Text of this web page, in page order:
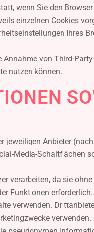
wenn Sie den
einzelnen Cookies
Ihres
von Third-
nutzen können.
jeweiligen Anbieter
Media-Schaltflächen
verarbeiten, da sie
Funktionen
verwenden.
verwenden.